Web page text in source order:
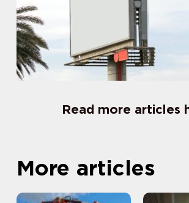
Read more articles
More articles